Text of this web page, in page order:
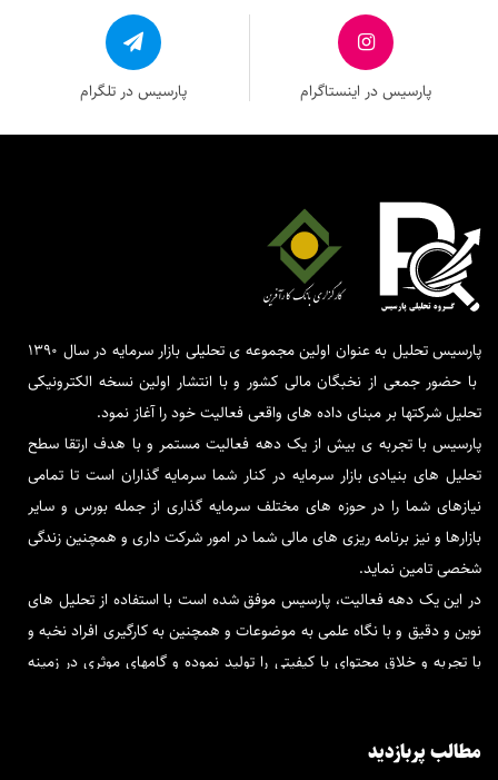
پارسیس در اینستاگرام پارسیس در تلگرام
پارسیس تحلیل به عنوان اولین مجموعه ی تحلیلی بازار سرمایه در سال 1390
با حضور جمعی از نخبگان مالی کشور و با انتشار اولین نسخه الکترونیکی
تحلیل شرکتها بر مبنای داده های واقعی فعالیت خود را آغاز نمود.
پارسیس با تجربه ی بیش از یک دهه فعالیت مستمر و با هدف ارتقا سطح
تحلیل های بنیادی بازار سرمایه در کنار شما سرمایه گذاران است تا تمامی
نیازهای شما را در حوزه های مختلف سرمایه گذاری از جمله بورس و سایر
بازارها و نیز برنامه ریزی های مالی شما در امور شرکت داری و همچنین زندگی
شخصی تامین نماید.
در این یک دهه فعالیت، پارسیس موفق شده است با استفاده از تحلیل های
نوین و دقیق و با نگاه علمی به موضوعات و همچنین به کارگیری افراد نخبه و
با تجربه و خلاق محتوای با کیفیتی را تولید نموده و گامهای موثری در زمینه
کمترین زمان در اختیار شما قرار دهد و در جهت پیشرفت مالی و بازدهی
مطالب پربازدید